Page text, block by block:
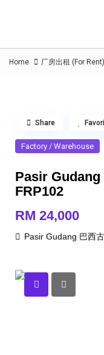
Home 厂房出租 (For Rent)
Factory / Warehouse
Pasir
FRP102
RM 24,000
Pasir Gudang 巴西
Share